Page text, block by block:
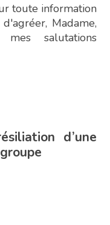
toute information
Madame,
mes salutations
d’une